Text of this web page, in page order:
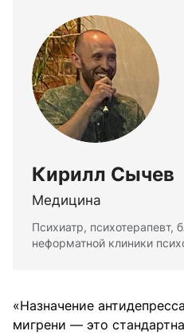
Кирилл Сычев
Медицина
Психиатр, психотерапевт,
неформатной клиники
«Назначение
мигрени — это